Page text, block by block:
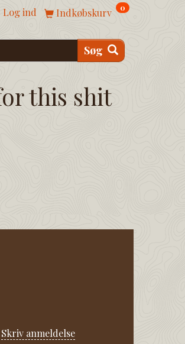
Indkøbskurv 0
Log ind
Søg
this shit
Skriv anmeldelse